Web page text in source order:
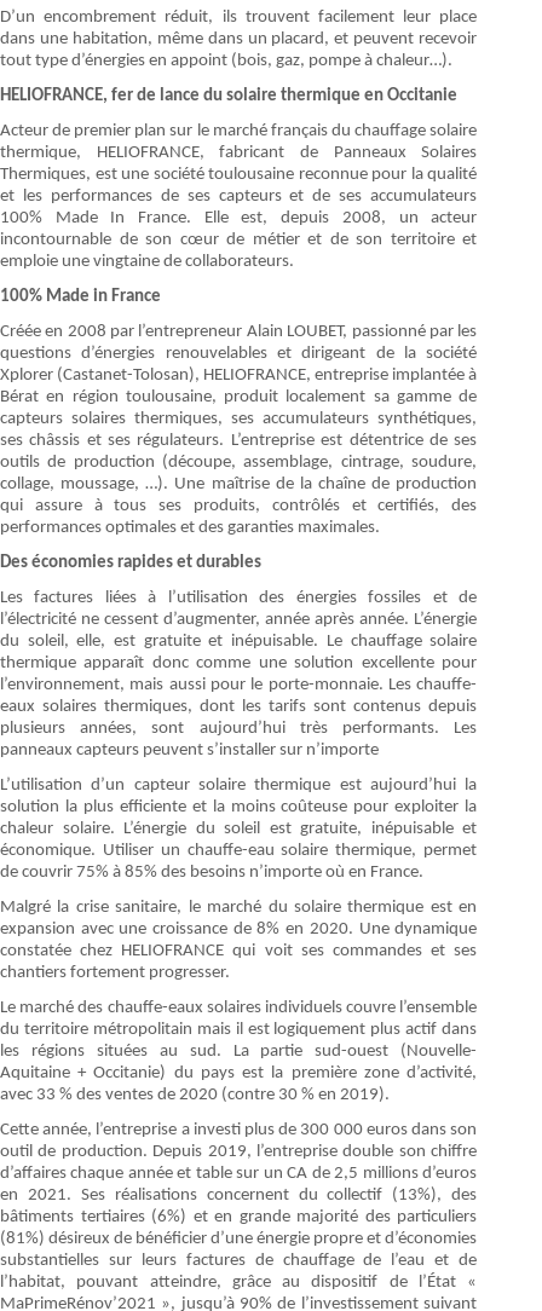
D’un encombrement réduit, ils trouvent facilement leur place
dans une habitation, même dans un placard, et peuvent recevoir
tout type d’énergies en appoint (bois, gaz, pompe à chaleur…).
HELIOFRANCE, fer de lance du solaire thermique en Occitanie
Acteur de premier plan sur le marché français du chauffage solaire
thermique, HELIOFRANCE, fabricant de Panneaux Solaires
Thermiques, est une société toulousaine reconnue pour la qualité
et les performances de ses capteurs et de ses accumulateurs
100% Made In France. Elle est, depuis 2008, un acteur
incontournable de son cœur de métier et de son territoire et
emploie une vingtaine de collaborateurs.
100% Made in France
Créée en 2008 par l’entrepreneur Alain LOUBET, passionné par les
questions d’énergies renouvelables et dirigeant de la société
Xplorer (Castanet-Tolosan), HELIOFRANCE, entreprise implantée à
Bérat en région toulousaine, produit localement sa gamme de
capteurs solaires thermiques, ses accumulateurs synthétiques,
ses châssis et ses régulateurs. L’entreprise est détentrice de ses
outils de production (découpe, assemblage, cintrage, soudure,
collage, moussage, …). Une maîtrise de la chaîne de production
qui assure à tous ses produits, contrôlés et certifiés, des
performances optimales et des garanties maximales.
Des économies rapides et durables
Les factures liées à l’utilisation des énergies fossiles et de
l’électricité ne cessent d’augmenter, année après année. L’énergie
du soleil, elle, est gratuite et inépuisable. Le chauffage solaire
thermique apparaît donc comme une solution excellente pour
l’environnement, mais aussi pour le porte-monnaie. Les chauffe-
eaux solaires thermiques, dont les tarifs sont contenus depuis
plusieurs années, sont aujourd’hui très performants. Les
panneaux capteurs peuvent s’installer sur n’importe
L’utilisation d’un capteur solaire thermique est aujourd’hui la
solution la plus efficiente et la moins coûteuse pour exploiter la
chaleur solaire. L’énergie du soleil est gratuite, inépuisable et
économique. Utiliser un chauffe-eau solaire thermique, permet
de couvrir 75% à 85% des besoins n’importe où en France.
Malgré la crise sanitaire, le marché du solaire thermique est en
expansion avec une croissance de 8% en 2020. Une dynamique
constatée chez HELIOFRANCE qui voit ses commandes et ses
chantiers fortement progresser.
Le marché des chauffe-eaux solaires individuels couvre l’ensemble
du territoire métropolitain mais il est logiquement plus actif dans
les régions situées au sud. La partie sud-ouest (Nouvelle-
Aquitaine + Occitanie) du pays est la première zone d’activité,
avec 33 % des ventes de 2020 (contre 30 % en 2019).
Cette année, l’entreprise a investi plus de 300 000 euros dans son
outil de production. Depuis 2019, l’entreprise double son chiffre
d’affaires chaque année et table sur un CA de 2,5 millions d’euros
en 2021. Ses réalisations concernent du collectif (13%), des
bâtiments tertiaires (6%) et en grande majorité des particuliers
(81%) désireux de bénéficier d’une énergie propre et d’économies
substantielles sur leurs factures de chauffage de l’eau et de
l’habitat, pouvant atteindre, grâce au dispositif de l’État «
MaPrimeRénov’2021 », jusqu’à 90% de l’investissement suivant